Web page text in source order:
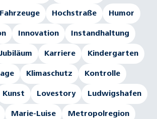
Hochstraße Humor
Innovation Instandhaltung
Jubiläum Karriere Kindergarten
Klimaschutz Kontrolle
Kunst Lovestory Ludwigshafen
Marie-Luise Metropolregion